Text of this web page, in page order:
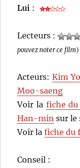
Lui :
Lecteurs :
pouvez noter ce film)
Acteurs: Kim
Moo-saeng
Voir la fiche
Han-min sur le
Voir lafiche du
Conseil :